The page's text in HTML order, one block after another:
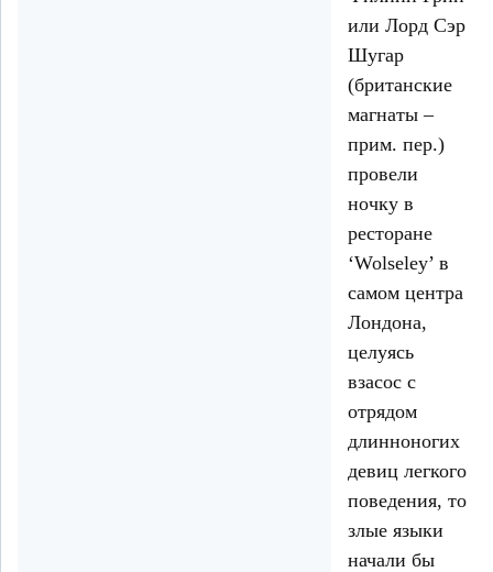
или Лорд Сэр
Шугар
(британские
магнаты –
прим. пер.)
провели
ночку в
ресторане
‘Wolseley’ в
самом центра
Лондона,
целуясь
взасос с
отрядом
длинноногих
девиц легкого
поведения, то
злые языки
начали бы